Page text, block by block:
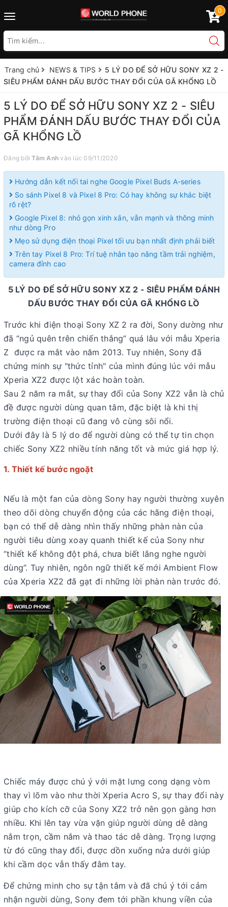
Toggle
0
Trang chủ NEWS & TIPS
5 LÝ DO ĐỂ SỞ HỮU SONY XZ 2 -
SIÊU PHẨM ĐÁNH DẤU BƯỚC THAY ĐỔI CỦA GÃ KHỔNG LỒ
5 LÝ DO ĐỂ SỞ HỮU SONY XZ 2 - SIÊU
PHẨM ĐÁNH DẤU BƯỚC THAY ĐỔI CỦA
GÃ KHỔNG LỒ
Đăng bởiTâm Anh vào lúc 09/11/2020
Hướng dẫn kết nối tai nghe Google Pixel Buds A-series
So sánh Pixel 8 và Pixel 8 Pro: Có hay không sự khác biệt
rõ rệt?
Google Pixel 8: nhỏ gọn xinh xắn, vẫn mạnh và thông minh
như dòng Pro
Mẹo sử dụng điện thoại Pixel tối ưu bạn nhất định phải biết
Trên tay Pixel 8 Pro: Trí tuệ nhân tạo nâng tầm trải nghiệm,
camera đỉnh cao
5 LÝ DO ĐỂ SỞ HỮU SONY XZ 2 - SIÊU PHẨM ĐÁNH
DẤU BƯỚC THAY ĐỔI CỦA GÃ KHỔNG LỒ
Trước khi điện thoại Sony XZ 2 ra đời, Sony dường như
đã “ngủ quên trên chiến thắng” quá lâu với mẫu Xperia
Z được ra mắt vào năm 2013. Tuy nhiên, Sony đã
chứng minh sự "thức tỉnh" của mình đúng lúc với mẫu
Xperia XZ2 được lột xác hoàn toàn.
Sau 2 năm ra mắt, sự thay đổi của Sony XZ2 vẫn là chủ
đề được người dùng quan tâm, đặc biệt là khi thị
trường điện thoại cũ đang vô cùng sôi nổi.
Dưới đây là 5 lý do để người dùng có thể tự tin chọn
chiếc Sony XZ2 nhiều tính năng tốt và mức giá hợp lý.
1. Thiết kế bước ngoặt
Nếu là một fan của dòng Sony hay người thường xuyên
theo dõi dòng chuyển động của các hãng điện thoại,
bạn có thể dễ dàng nhìn thấy những phàn nàn của
người tiêu dùng xoay quanh thiết kế của Sony như
“thiết kế không đột phá, chưa biết lắng nghe người
dùng”. Tuy nhiên, ngôn ngữ thiết kế mới Ambient Flow
của Xperia XZ2 đã gạt đi những lời phàn nàn trước đó.
Chiếc máy được chú ý với mặt lưng cong dạng vòm
thay vì lõm vào như thời Xperia Acro S, sự thay đổi này
giúp cho kích cỡ của Sony XZ2 trở nên gọn gàng hơn
nhiều. Khi lên tay vừa vặn giúp người dùng dễ dàng
nắm trọn, cầm nắm và thao tác dễ dàng. Trọng lượng
từ đó cũng thay đổi, được dồn xuống nửa dưới giúp
khi cầm dọc vẫn thấy đằm tay.
Để chứng minh cho sự tận tâm và đã chú ý tới cảm
nhận người dùng, Sony đem tới phần khung viền của